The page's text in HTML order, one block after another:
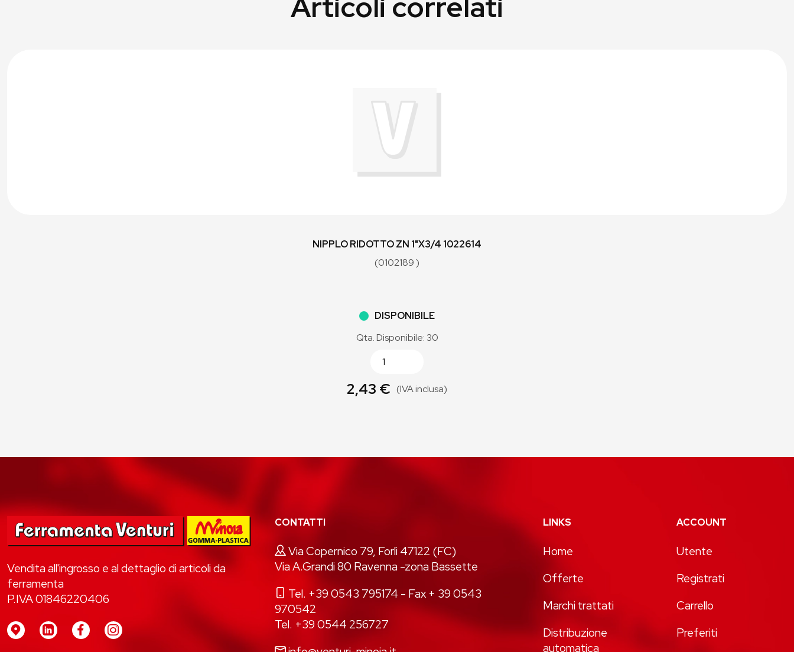
NIPPLO RIDOTTO ZN 1"X3/4 1022614
(0102189 )
DISPONIBILE
Qta. Disponibile: 30
2,43 € (IVA inclusa)
Vendita all'ingrosso e al dettaglio di articoli da
ferramenta
P.IVA 01846220406
CONTATTI
Via Copernico 79, Forlì 47122 (FC)
Via A.Grandi 80 Ravenna -zona Bassette
Tel. +39 0543 795174 - Fax + 39 0543
970542
Tel. +39 0544 256727
LINKS
Home
Offerte
Marchi trattati
Distribuzione
automatica
ACCOUNT
Utente
Registrati
Carrello
Preferiti